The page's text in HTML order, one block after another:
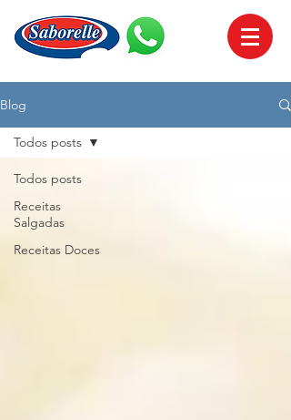
Blog
Todos posts
Receitas
Salgadas
Receitas Doces
Todos posts